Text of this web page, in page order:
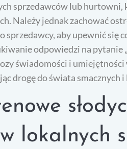
sprzedawców lub hurtowni,
Należy jednak zachować
sprzedawcy, aby upewnić się
odpowiedzi na pytanie
świadomości i
drogę do świata smacznych i
lokalnych